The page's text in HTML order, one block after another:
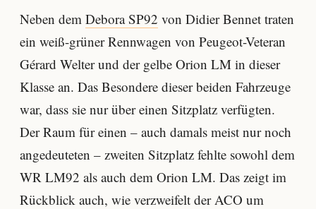
Neben dem Debora SP92 von Didier Bennet traten
ein weiß-grüner Rennwagen von Peugeot-Veteran
Gérard Welter und der gelbe Orion LM in dieser
Klasse an. Das Besondere dieser beiden Fahrzeuge
war, dass sie nur über einen Sitzplatz verfügten.
Der Raum für einen – auch damals meist nur noch
angedeuteten – zweiten Sitzplatz fehlte sowohl dem
WR LM92 als auch dem Orion LM. Das zeigt im
Rückblick auch, wie verzweifelt der ACO um